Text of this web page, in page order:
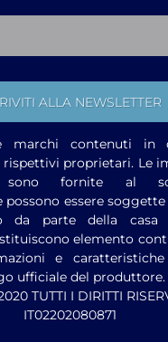
contenuti in
proprietari. Le
sono fornite al
possono essere
da parte della casa
elemento
e
ufficiale del produttore.
TUTTI I DIRITTI
IT02202080871